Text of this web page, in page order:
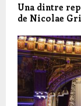
Una dintre
de Nicolae